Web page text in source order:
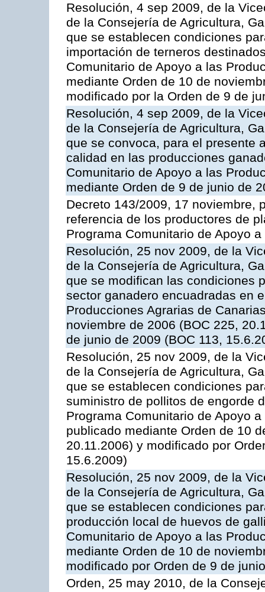
Resolución, 4 sep 2009, de la
de la Consejería de Agricultura,
que se establecen condiciones
importación de terneros
Comunitario de Apoyo a las
mediante Orden de 10 de
modificado por la Orden de 9 de
Resolución, 4 sep 2009, de la
de la Consejería de Agricultura,
que se convoca, para el presente
calidad en las producciones
Comunitario de Apoyo a las
mediante Orden de 9 de junio de
Decreto 143/2009, 17 noviembre,
referencia de los productores de
Programa Comunitario de Apoyo
Resolución, 25 nov 2009, de la
de la Consejería de Agricultura,
que se modifican las condiciones
sector ganadero encuadradas en
Producciones Agrarias de
noviembre de 2006 (BOC 225,
de junio de 2009 (BOC 113,
Resolución, 25 nov 2009, de la
de la Consejería de Agricultura,
que se establecen condiciones
suministro de pollitos de engorde
Programa Comunitario de Apoyo
publicado mediante Orden de 10
20.11.2006) y modificado por
15.6.2009)
Resolución, 25 nov 2009, de la
de la Consejería de Agricultura,
que se establecen condiciones
producción local de huevos de
Comunitario de Apoyo a las
mediante Orden de 10 de
modificado por Orden de 9 de
Orden, 25 may 2010, de la